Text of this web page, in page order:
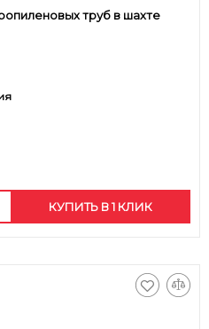
труб в шахте
КУПИТЬ В 1 КЛИК